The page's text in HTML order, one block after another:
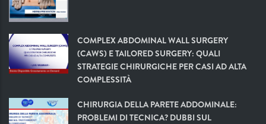
COMPLEX ABDOMINAL WALL SURGERY
(CAWS) E TAILORED SURGERY: QUALI
STRATEGIE CHIRURGICHE PER CASI AD ALTA
COMPLESSITÀ
CHIRURGIA DELLA PARETE ADDOMINALE:
PROBLEMI DI TECNICA? DUBBI SUL